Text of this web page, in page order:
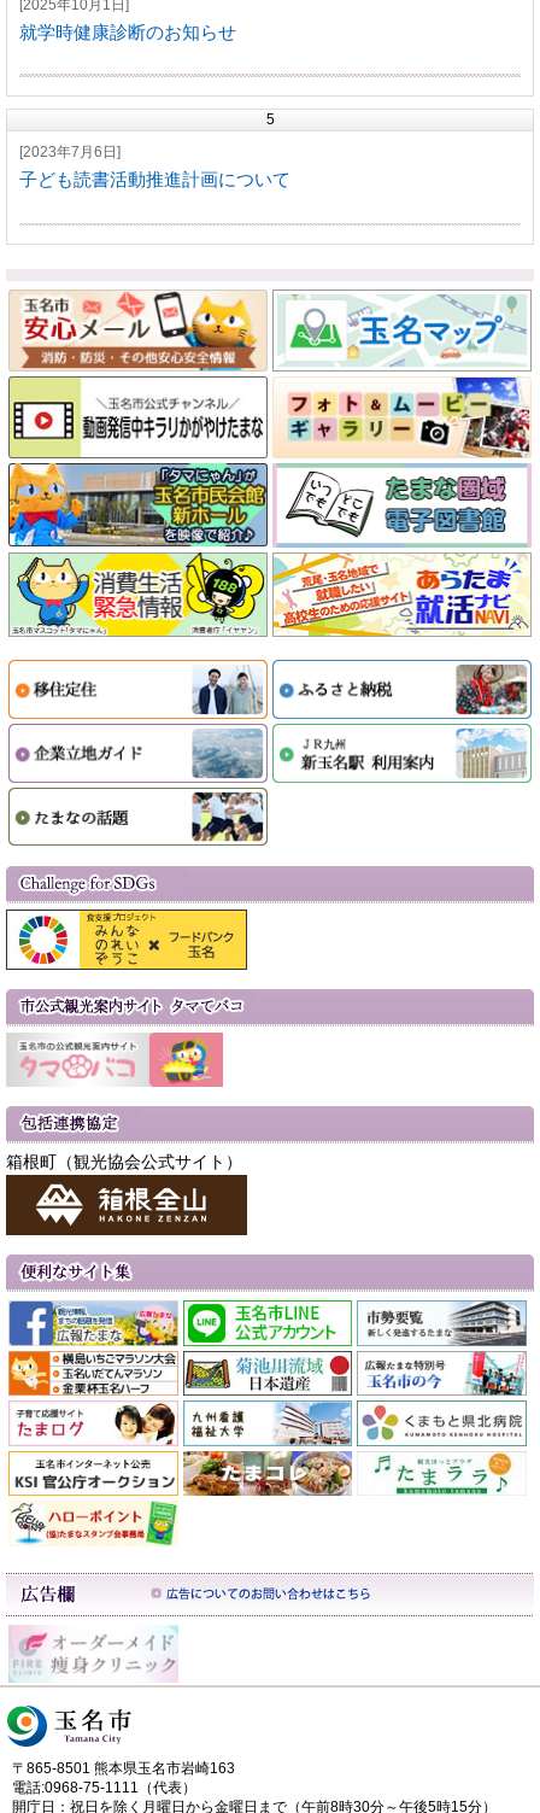
[2025年10月1日]
就学時健康診断のお知らせ
5
[2023年7月6日]
子ども読書活動推進計画について
箱根町（観光協会公式サイト）
〒865-8501 熊本県玉名市岩崎163
電話:0968-75-1111（代表）
開庁日：祝日を除く月曜日から金曜日まで（午前8時30分～午後5時15分）